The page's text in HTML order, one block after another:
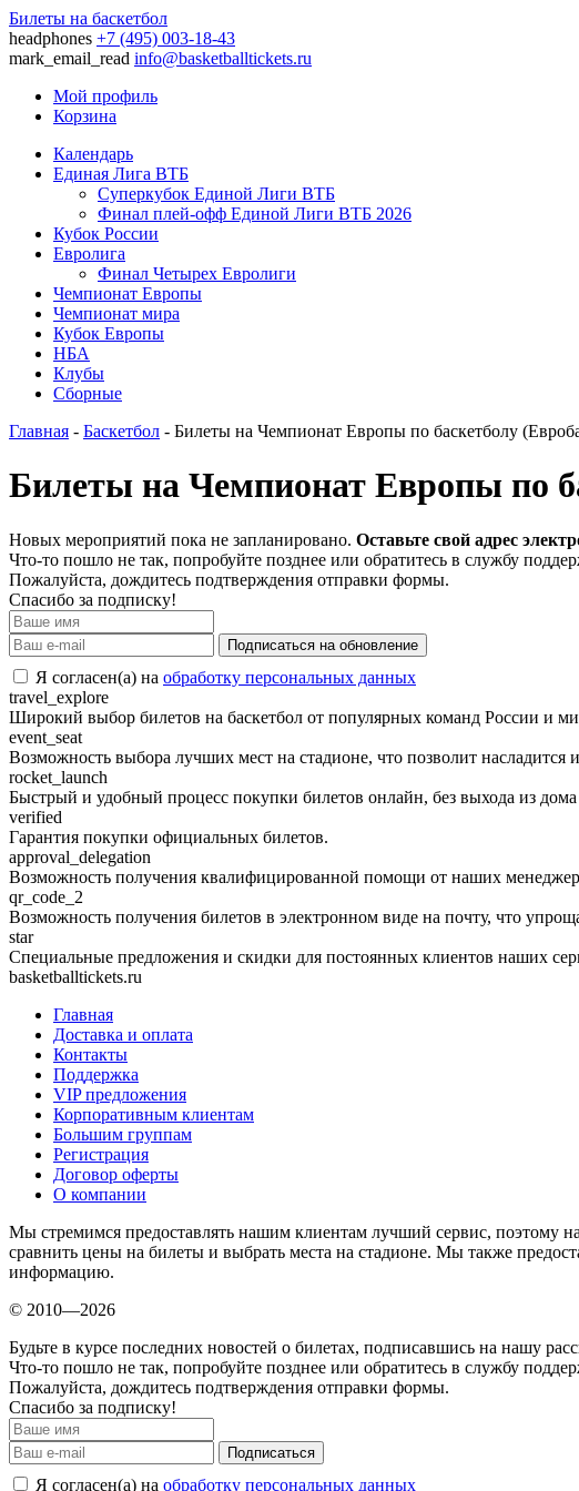
Билеты на баскетбол
headphones +7 (495) 003-18-43
mark_email_read info@basketballtickets.ru
Мой профиль
Корзина
Календарь
Единая Лига ВТБ
Суперкубок Единой Лиги ВТБ
Финал плей-офф Единой Лиги ВТБ 2026
Кубок России
Евролига
Финал Четырех Евролиги
Чемпионат Европы
Чемпионат мира
Кубок Европы
НБА
Клубы
Сборные
Главная - Баскетбол - Билеты на Чемпионат Европы по баскетболу
Билеты на Чемпионат Европы по
Новых мероприятий пока не запланировано. Оставьте свой адрес
Что-то пошло не так, попробуйте позднее или обратитесь в службу
Пожалуйста, дождитесь подтверждения отправки формы.
Спасибо за подписку!
Подписаться на обновление
Я согласен(а) на обработку персональных данных
travel_explore
Широкий выбор билетов на баскетбол от популярных команд России и
event_seat
Возможность выбора лучших мест на стадионе, что позволит насладится
rocket_launch
Быстрый и удобный процесс покупки билетов онлайн, без выхода из
verified
Гарантия покупки официальных билетов.
approval_delegation
Возможность получения квалифицированной помощи от наших
qr_code_2
Возможность получения билетов в электронном виде на почту, что
star
Специальные предложения и скидки для постоянных клиентов наших
basketballtickets.ru
Главная
Доставка и оплата
Контакты
Поддержка
VIP предложения
Корпоративным клиентам
Большим группам
Регистрация
Договор оферты
О компании
Мы стремимся предоставлять нашим клиентам лучший сервис, поэтому
сравнить цены на билеты и выбрать места на стадионе. Мы также
информацию.
© 2010—2026
Будьте в курсе последних новостей о билетах, подписавшись на нашу
Что-то пошло не так, попробуйте позднее или обратитесь в службу
Пожалуйста, дождитесь подтверждения отправки формы.
Спасибо за подписку!
Подписаться
Я согласен(а) на обработку персональных данных